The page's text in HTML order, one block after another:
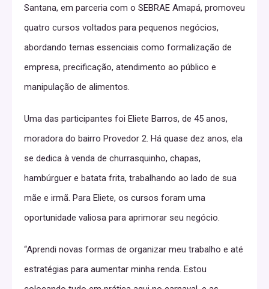
Santana, em parceria com o SEBRAE Amapá, promoveu
quatro cursos voltados para pequenos negócios,
abordando temas essenciais como formalização de
empresa, precificação, atendimento ao público e
manipulação de alimentos.
Uma das participantes foi Eliete Barros, de 45 anos,
moradora do bairro Provedor 2. Há quase dez anos, ela
se dedica à venda de churrasquinho, chapas,
hambúrguer e batata frita, trabalhando ao lado de sua
mãe e irmã. Para Eliete, os cursos foram uma
oportunidade valiosa para aprimorar seu negócio.
“Aprendi novas formas de organizar meu trabalho e até
estratégias para aumentar minha renda. Estou